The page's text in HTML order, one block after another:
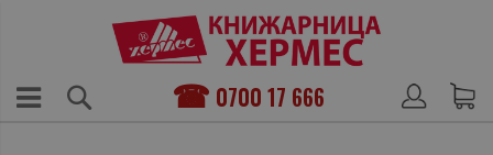
0700 17 666